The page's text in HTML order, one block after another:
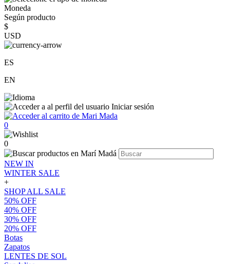
Moneda
Según producto
$
USD
ES
EN
Iniciar sesión
0
0
NEW IN
WINTER SALE
+
SHOP ALL SALE
50% OFF
40% OFF
30% OFF
20% OFF
Botas
Zapatos
LENTES DE SOL